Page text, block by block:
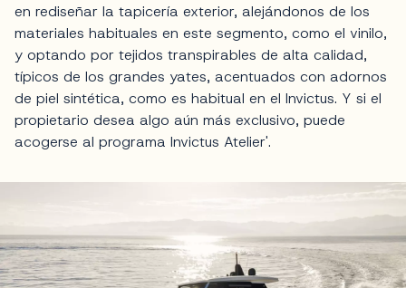
en rediseñar la tapicería exterior, alejándonos de los
materiales habituales en este segmento, como el vinilo,
y optando por tejidos transpirables de alta calidad,
típicos de los grandes yates, acentuados con adornos
de piel sintética, como es habitual en el Invictus. Y si el
propietario desea algo aún más exclusivo, puede
acogerse al programa Invictus Atelier'.